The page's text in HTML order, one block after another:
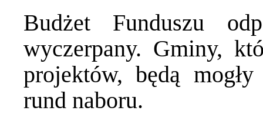
Budżet Funduszu
wyczerpany. Gminy,
projektów, będą
rund naboru.